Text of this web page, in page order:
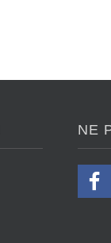
NE